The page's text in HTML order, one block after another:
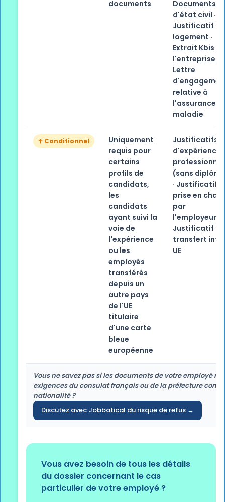
documents
Documents
d'état civil ·
Justificatif de
logement ·
Extrait Kbis
l'entreprise ·
Lettre
relative à
l'assurance
maladie
🡡 Conditionnel
Uniquement
requis pour
certains
profils de
candidats,
les
candidats
ayant suivi la
voie de
l'expérience
ou les
employés
transférés
depuis un
autre pays
de l'UE
titulaire
d'une carte
bleue
européenne
Justificatifs
d'expérience
(sans
· Justificatif
prise en
par
l'employeur ·
Justificatif de
transfert
UE
Vous ne savez pas si les documents de votre employé
exigences du consulat français ou de la préfecture
nationalité ?
Discutez avec Jobbatical du risque de refus →
Vous avez besoin de tous les détails
du dossier concernant le cas
particulier de votre employé ?